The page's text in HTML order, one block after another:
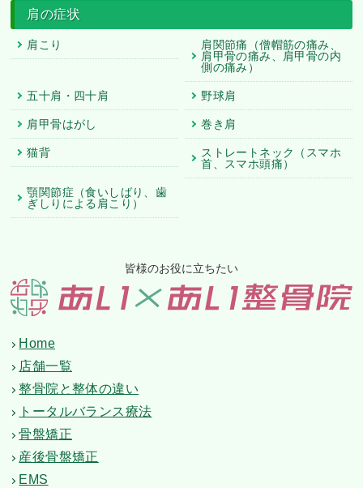
肩の症状
肩こり
肩関節痛（僧帽筋の痛み、
肩甲骨の痛み、肩甲骨の内
側の痛み）
五十肩・四十肩 野球肩
肩甲骨はがし 巻き肩
猫背
ストレートネック（スマホ
首、スマホ頭痛）
顎関節症（食いしばり、歯
ぎしりによる肩こり）
皆様のお役に立ちたい
Home
店舗一覧
整骨院と整体の違い
トータルバランス療法
骨盤矯正
産後骨盤矯正
EMS